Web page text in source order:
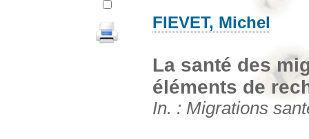
FIEVET, Michel
La santé des
éléments de
In. : Migrations